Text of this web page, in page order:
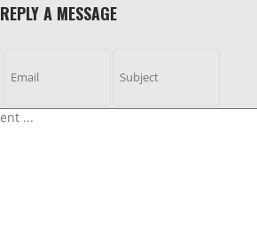
REPLY A MESSAGE